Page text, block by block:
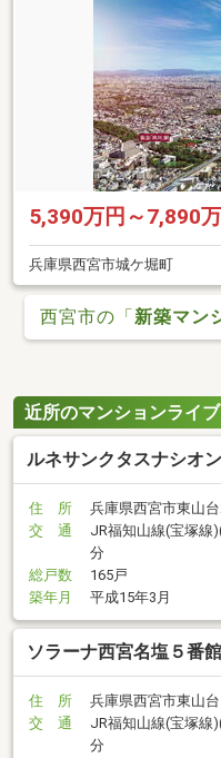
5,390万円～7,890
兵庫県西宮市城ケ堀町
西宮市の「新築マン
近所のマンションライ
ルネサンクタスナシオ
住 所
兵庫県西宮市東山
交 通
JR福知山線(宝塚線
分
総戸数
165戸
築年月
平成15年3月
ソラーナ西宮名塩５番館
住 所
兵庫県西宮市東山
交 通
JR福知山線(宝塚線
分